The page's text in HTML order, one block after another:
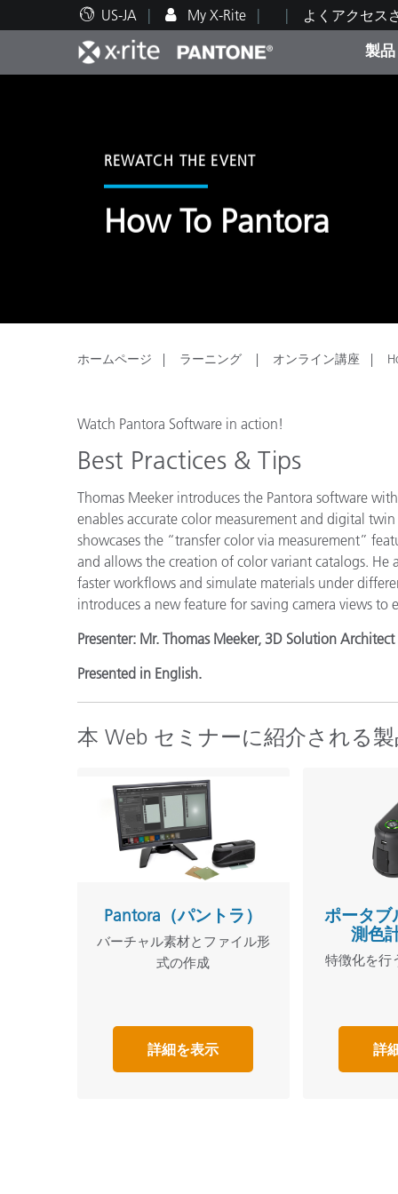
US-JA My X-Rite よくアクセス
製品
REWATCH THE EVENT
How To Pantora
ホームページ ラーニング オンライン講座
Watch Pantora Software in action!
Best Practices & Tips
Thomas Meeker introduces the Pantora software
enables accurate color measurement and digital
showcases the “transfer color via measurement”
and allows the creation of color variant catalogs.
faster workflows and simulate materials under
introduces a new feature for saving camera views to
Presenter: Mr. Thomas Meeker, 3D Solution
Presented in English.
本 Web セミナーに紹介される
Pantora（パントラ）
バーチャル素材とファイル形
式の作成
詳細を表示
ポータブ
測色
特徴化を行
詳